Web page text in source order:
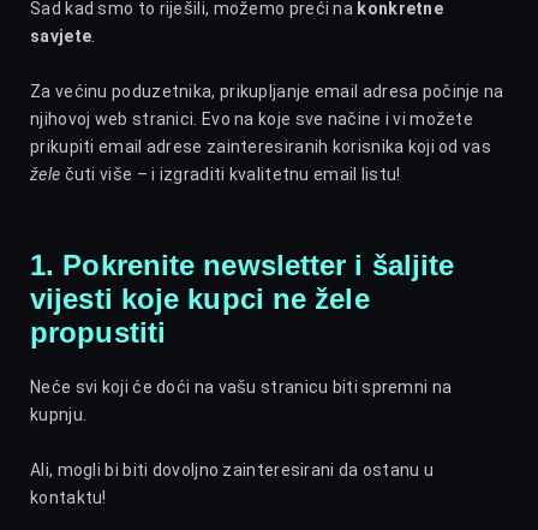
Sad kad smo to riješili, možemo preći na konkretne
savjete
Za većinu poduzetnika, prikupljanje email adresa počinje na
njihovoj web stranici. Evo na koje sve načine i vi možete
prikupiti email adrese zainteresiranih korisnika koji od vas
žele čuti više – i izgraditi kvalitetnu email listu!
1. Pokrenite newsletter i šaljite
vijesti koje kupci ne žele
propustiti
Neće svi koji će doći na vašu stranicu biti spremni na
kupnju.
Ali, mogli bi biti dovoljno zainteresirani da ostanu u
kontaktu!